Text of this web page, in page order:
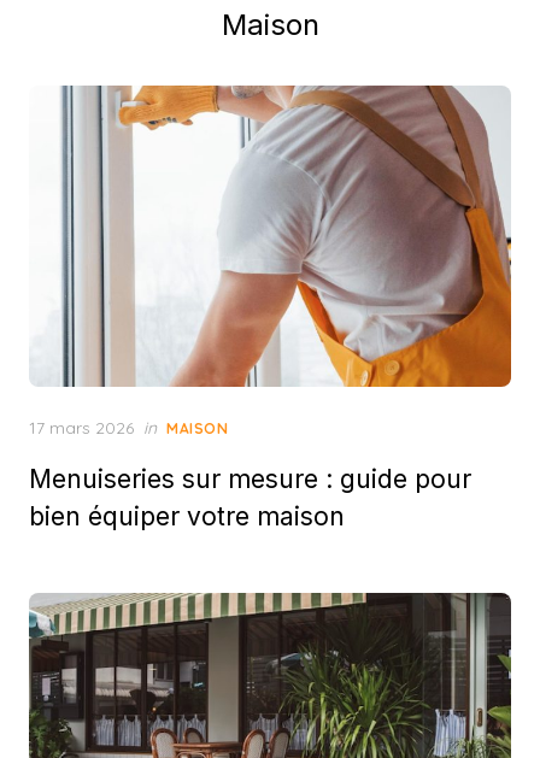
Maison
Posted
17 mars 2026 in MAISON
Menuiseries sur mesure : guide pour
bien équiper votre maison